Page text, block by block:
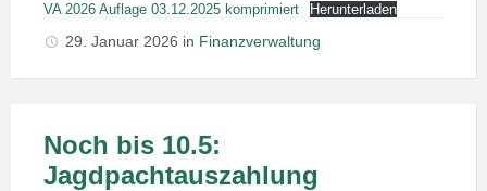
VA 2026 Auflage 03.12.2025 komprimiert Herunterladen
29. Januar 2026 in Finanzverwaltung
Noch bis 10.5:
Jagdpachtauszahlung